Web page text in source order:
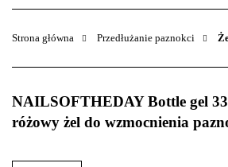
Strona główna Przedłużanie paznokci
NAILSOFTHEDAY Bottle gel
różowy żel do wzmocnienia